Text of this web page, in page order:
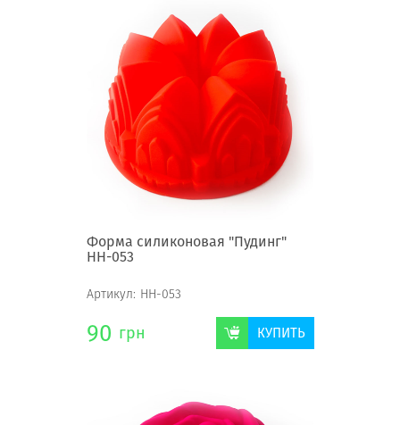
Форма силиконовая "Пудинг"
НН-053
Артикул: НН-053
90 грн КУПИТЬ